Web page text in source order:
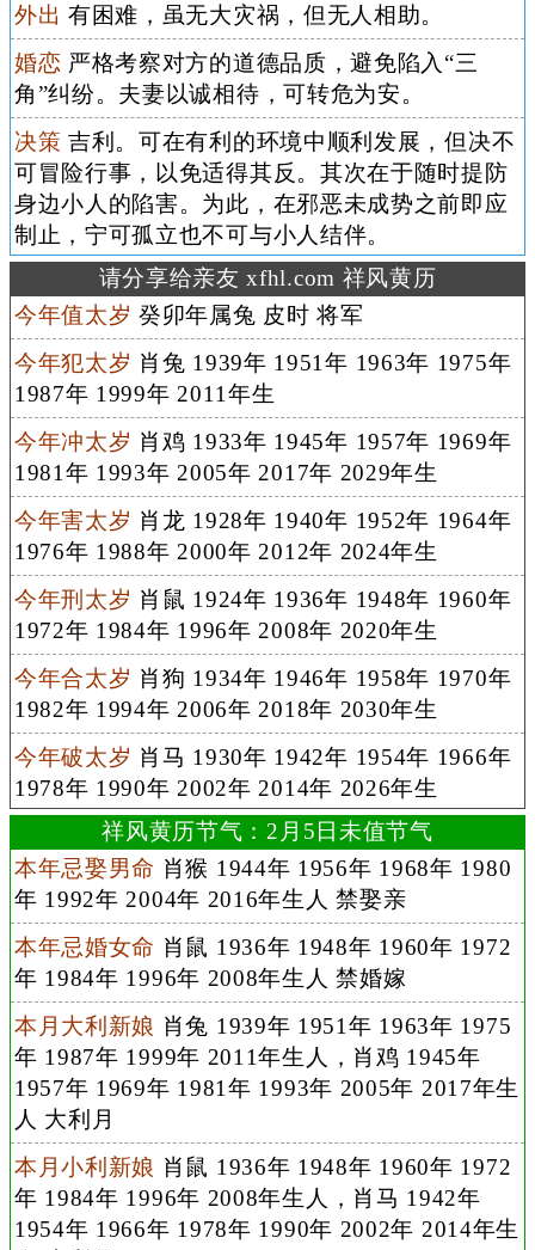
外出 有困难，虽无大灾祸，但无人相助。
婚恋 严格考察对方的道德品质，避免陷入“三
角”纠纷。夫妻以诚相待，可转危为安。
决策 吉利。可在有利的环境中顺利发展，但决不
可冒险行事，以免适得其反。其次在于随时提防
身边小人的陷害。为此，在邪恶未成势之前即应
制止，宁可孤立也不可与小人结伴。
请分享给亲友 xfhl.com 祥风黄历
今年值太岁 癸卯年属兔 皮时 将军
今年犯太岁 肖兔 1939年 1951年 1963年 1975年
1987年 1999年 2011年生
今年冲太岁 肖鸡 1933年 1945年 1957年 1969年
1981年 1993年 2005年 2017年 2029年生
今年害太岁 肖龙 1928年 1940年 1952年 1964年
1976年 1988年 2000年 2012年 2024年生
今年刑太岁 肖鼠 1924年 1936年 1948年 1960年
1972年 1984年 1996年 2008年 2020年生
今年合太岁 肖狗 1934年 1946年 1958年 1970年
1982年 1994年 2006年 2018年 2030年生
今年破太岁 肖马 1930年 1942年 1954年 1966年
1978年 1990年 2002年 2014年 2026年生
祥风黄历节气：2月5日未值节气
本年忌娶男命 肖猴 1944年 1956年 1968年 1980
年 1992年 2004年 2016年生人 禁娶亲
本年忌婚女命 肖鼠 1936年 1948年 1960年 1972
年 1984年 1996年 2008年生人 禁婚嫁
本月大利新娘 肖兔 1939年 1951年 1963年 1975
年 1987年 1999年 2011年生人，肖鸡 1945年
1957年 1969年 1981年 1993年 2005年 2017年生
人 大利月
本月小利新娘 肖鼠 1936年 1948年 1960年 1972
年 1984年 1996年 2008年生人，肖马 1942年
1954年 1966年 1978年 1990年 2002年 2014年生